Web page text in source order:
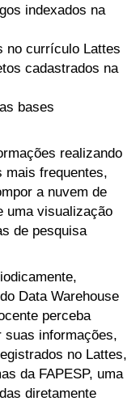
indexados na
no currículo Lattes
cadastrados na
bases
realizando
mais frequentes,
a nuvem de
uma visualização
de pesquisa
Data Warehouse
perceba
suas informações,
no Lattes,
da FAPESP, uma
diretamente